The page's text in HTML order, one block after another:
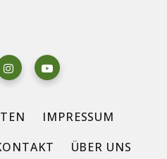
IMPRESSUM
ÜBER UNS